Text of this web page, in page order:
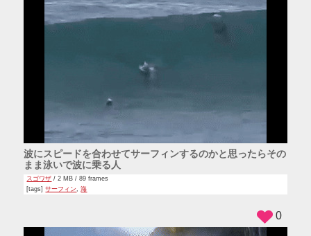
波にスピードを合わせてサーフィンするのかと思ったらその
まま泳いで波に乗る人
スゴワザ / 2 MB / 89 frames
[tags]サーフィン,海
0